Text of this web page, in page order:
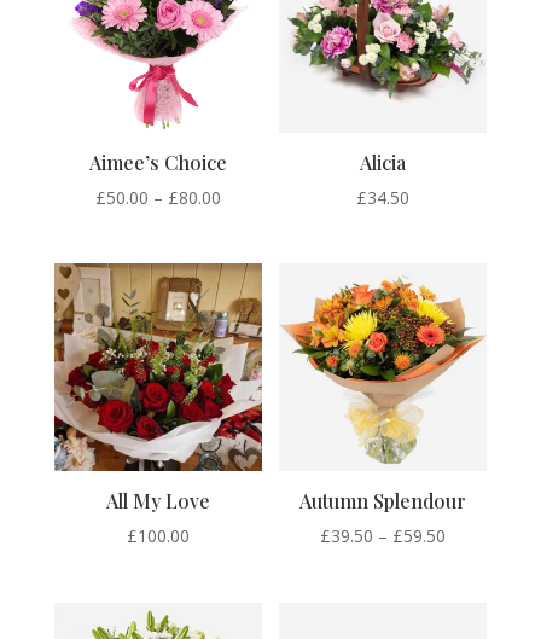
Aimee’s Choice
£50.00 – £80.00Price
£50.00
through
£80.00
Alicia
£34.50
All My Love
£100.00
Autumn Splendour
£39.50 – £59.50